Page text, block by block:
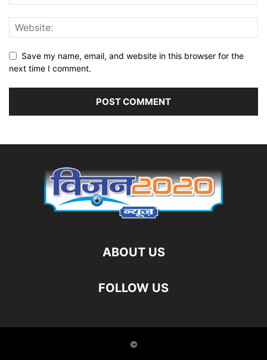
Save my name, email, and website in this browser for the
next time I comment.
ABOUT US
FOLLOW US
©